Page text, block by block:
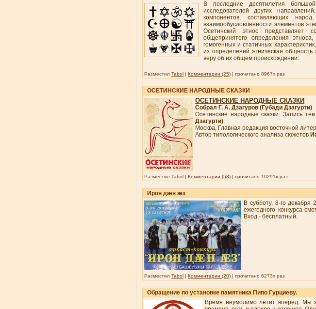
В последние десятилетия
исследователей других
компонентов, составляющих
взаимообусловленности элементов
Осетинский этнос представляет
общепринятого определения
гомогенных и статичных
из определений этническая
веру об их общем происхождении.
Разместил Tabol | Комментарии (25) | прочитано 8967x раз
ОСЕТИНСКИЕ НАРОДНЫЕ СКАЗКИ
ОСЕТИНСКИЕ НАРОДНЫЕ СКАЗКИ
Собрал Г. А. Дзагуров (Губади Дзагурти)
Осетинские народные сказки. Запись
Дзагурти).
Москва, Главная редакция восточной
Автор типологического анализа сюжетов
Разместил Tabol | Комментарии (58) | прочитано 10291x раз
Ирон дæн æз
В субботу, 8-го декабря
ежегодного конкурса-
Вход - бесплатный.
Разместил Tabol | Комментарии (20) | прочитано 6273x раз
Обращение по установке памятника Пипо Гурциеву.
Время неумолимо летит вперед. Мы